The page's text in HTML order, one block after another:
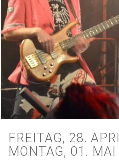
FREITAG, 28.
MONTAG, 01.